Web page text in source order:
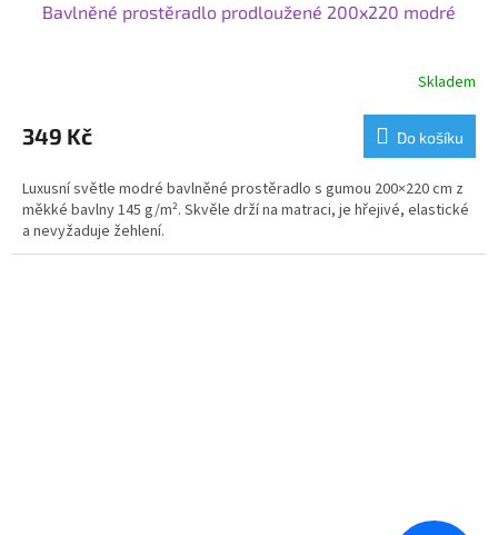
Bavlněné prostěradlo prodloužené 200x220 modré
Skladem
349 Kč Do košíku
Luxusní světle modré bavlněné prostěradlo s gumou 200×220 cm z
měkké bavlny 145 g/m². Skvěle drží na matraci, je hřejivé, elastické
a nevyžaduje žehlení.